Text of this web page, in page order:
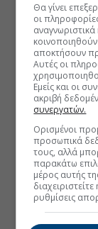
Θα γίνει
οι
αποκτήσουν
Αυτές οι
Εμείς και οι
ακριβή
συνεργατών.
Ορισμένοι
προσωπικά
τους, αλλά
παρακάτω
μέρος αυτής
ρυθμίσεις